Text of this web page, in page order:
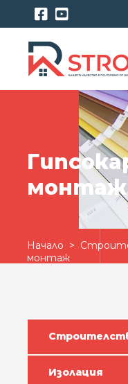
монтаж
Начало >
монтаж
Изолация